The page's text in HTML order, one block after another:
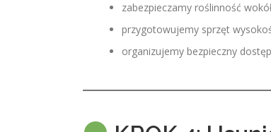
zabezpieczamy roślinność
przygotowujemy sprzęt
organizujemy bezpieczny